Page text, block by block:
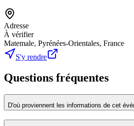
Adresse
À vérifier
Matemale, Pyrénées-Orientales, France
S'y rendre
Questions fréquentes
D'où proviennent les informations de cet